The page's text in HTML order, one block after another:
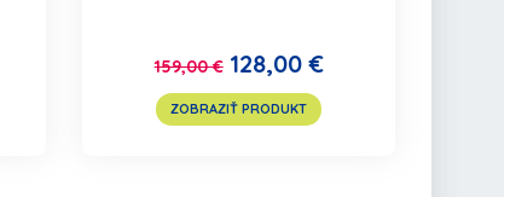
159,00 € 128,00 €
ZOBRAZIŤ PRODUKT